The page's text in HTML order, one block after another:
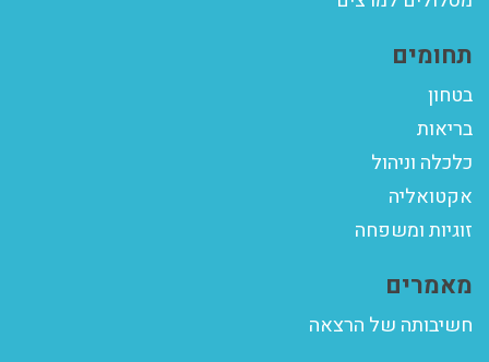
תחומים
בטחון
בריאות
כלכלה וניהול
אקטואליה
זוגיות ומשפחה
מאמרים
חשיבותה של הרצאה